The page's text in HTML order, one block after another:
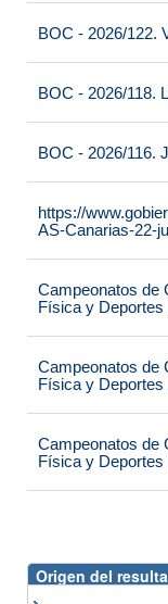
BOC - 2026/122.
BOC - 2026/118.
BOC - 2026/116.
https://
AS-Canarias-22-
Campeonatos de
Física y Deportes
Campeonatos de
Física y Deportes
Campeonatos de
Física y Deportes
Origen del